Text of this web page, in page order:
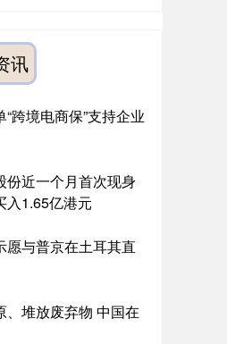
讯
跨境电商保”支持企业
份近一个月首次现身
入1.65亿港元
愿与普京在土耳其直
、堆放废弃物 中国在